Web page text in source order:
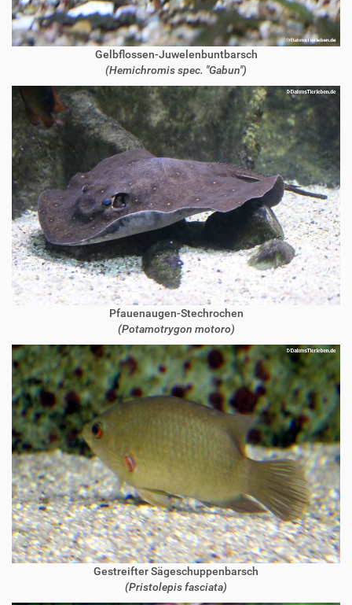
Gelbflossen-Juwelenbuntbarsch
(Hemichromis spec. "Gabun")
Pfauenaugen-Stechrochen
(Potamotrygon motoro)
Gestreifter Sägeschuppenbarsch
(Pristolepis fasciata)